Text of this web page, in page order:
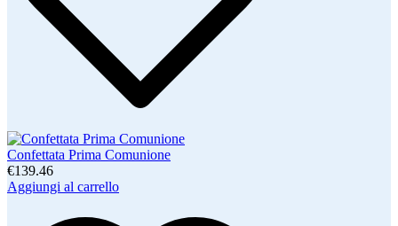
Confettata Prima Comunione
€139.46
Aggiungi al carrello